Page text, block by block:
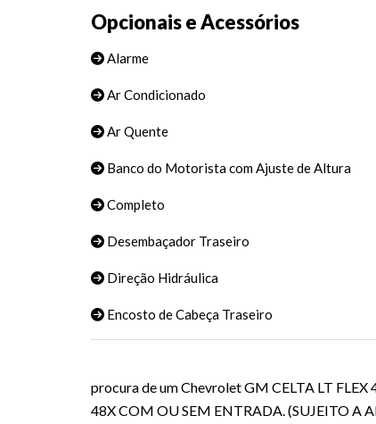
Opcionais e Acessórios
Alarme
Ar Condicionado
Ar Quente
Banco do Motorista com Ajuste de Altura
Completo
Desembaçador Traseiro
Direção Hidráulica
Encosto de Cabeça Traseiro
procura de um Chevrolet GM CELTA LT
48X COM OU SEM ENTRADA. (SUJEITO A